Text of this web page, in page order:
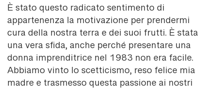
È stato questo radicato sentimento di
appartenenza la motivazione per prendermi
cura della nostra terra e dei suoi frutti. È stata
una vera sfida, anche perché presentare una
donna imprenditrice nel 1983 non era facile.
Abbiamo vinto lo scetticismo, reso felice mia
madre e trasmesso questa passione ai nostri